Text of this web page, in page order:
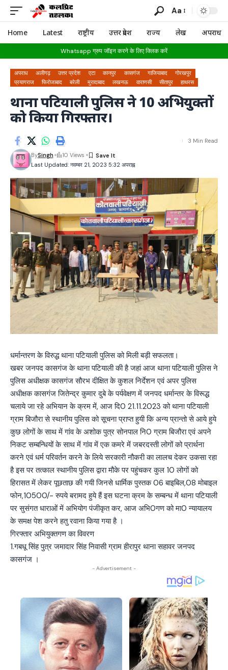
Aa
Home Latest राष्ट्रीय उत्तर प्रदेश राज्य लेख अपराध
Whatsapp ग्रुप जॉइन करने के लिए क्लिक करें
अपराध अलीगढ़ उत्तर प्रदेश एटा कानपुर कासगंज गाजियाबाद
गोरखपुर
प्रयागराज
फिरोजाबाद बरेली मुरादाबाद लखनऊ वाराणसी सीतापुर हाथरस
थाना पटियाली पुलिस ने 10 अभियुक्तों
को किया गिरफ्तार।
Last Updated: नवम्बर 21, 2023 5:32 अपराह्न
BySingh 10 Views
3 Min Read
धर्मान्तरण के विरुद्ध थाना पटियाली पुलिस को मिली बड़ी सफलता।
खबर जनपद कासगंज के थाना पटियाली की है जहां आज थाना पटियाली पुलिस ने
पुलिस अधीक्षक कासगंज सौरभ दीक्षित के कुशल निर्देशन एवं अपर पुलिस
अधीक्षक कासगंज जितेन्द्र कुमार दुबे के पर्यवेक्षण में जनपद धर्मान्तर के विरूद्ध
चलाये जा रहे अभियान के क्रम में, आज दि0 21.11.2023 को थाना पटियाली
ग्राम बिजौरा से स्थानीय पुलिस को सूचना प्राप्त हुयी कि अन्य प्रान्तो से आये हुये
कुछ लोगों के साथ में गांव के अशोक पुत्र सोनपाल नि0 ग्राम बिजौरा एवं अपने
निकट सम्बन्धियों के साथ में गांव में एक कमरे में जबरदस्ती लोगों को प्रार्थना
करने एवं धर्म परिवर्तन करने के लिये सरकारी नौकरी का लालच देकर उकसा रहा
है इस पर तत्काल स्थानीय पुलिस द्वारा मौके पर पहुंचकर कुल 10 लोगों को
हिरासत में लेकर पूछताछ की गयी जिनसे धार्मिक पुस्तक 06 बाइबिल,08 मोबाइल
फोन,10500/- रुपये बरामद हुये हैं इस घटना क्रम के सम्बन्ध में थाना पटियाली
पर सुसंगत धाराओं में अभियोग पंजीकृत कर, आज अभि0गण को मा0 न्यायालय
के समक्ष पेश करने हतु रवाना किया गया है ।
गिरफ्तार अभियुक्तगण का विवरण
1.गबधू सिंह पुत्र जमादार सिंह निवासी ग्राम हीरापुर थाना सहावर जनपद
कासगंज ।
- Advertisement -